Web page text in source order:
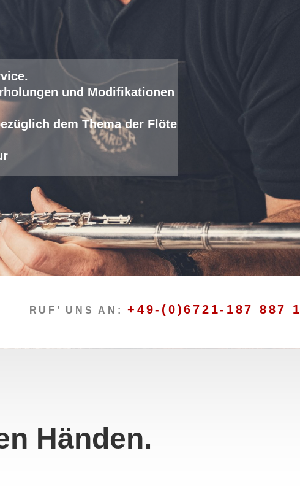
.
und Modifikationen
dem Thema der Flöte
RUF’ UNS AN:+49-(0)6721-187 887 1
Händen.